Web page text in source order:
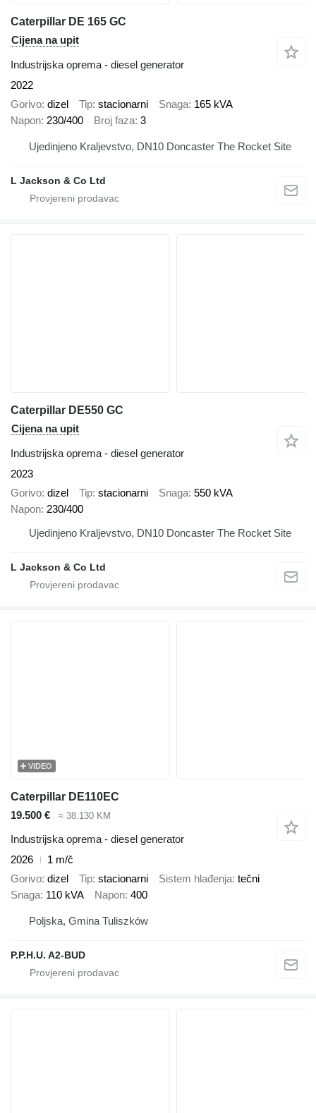
Caterpillar DE 165 GC
Cijena na upit
Industrijska oprema - diesel generator
2022
Gorivo dizel Tip stacionarni Snaga 165 kVA
Napon 230/400 Broj faza 3
Ujedinjeno Kraljevstvo, DN10 Doncaster The Rocket Site
L Jackson & Co Ltd
Caterpillar DE550 GC
Cijena na upit
Industrijska oprema - diesel generator
2023
Gorivo dizel Tip stacionarni Snaga 550 kVA
Napon 230/400
Ujedinjeno Kraljevstvo, DN10 Doncaster The Rocket Site
L Jackson & Co Ltd
VIDEO
Caterpillar DE110EC
19.500 €
≈ 38.130 KM
Industrijska oprema - diesel generator
2026
1 m/č
Gorivo dizel Tip stacionarni Sistem hlađenja tečni
Snaga 110 kVA Napon 400
Poljska, Gmina Tuliszków
P.P.H.U. A2-BUD